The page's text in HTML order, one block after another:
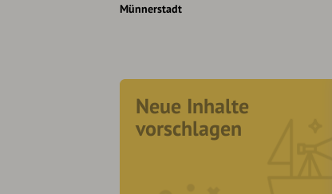
Münnerstadt
Neue Inhalte
vorschlagen